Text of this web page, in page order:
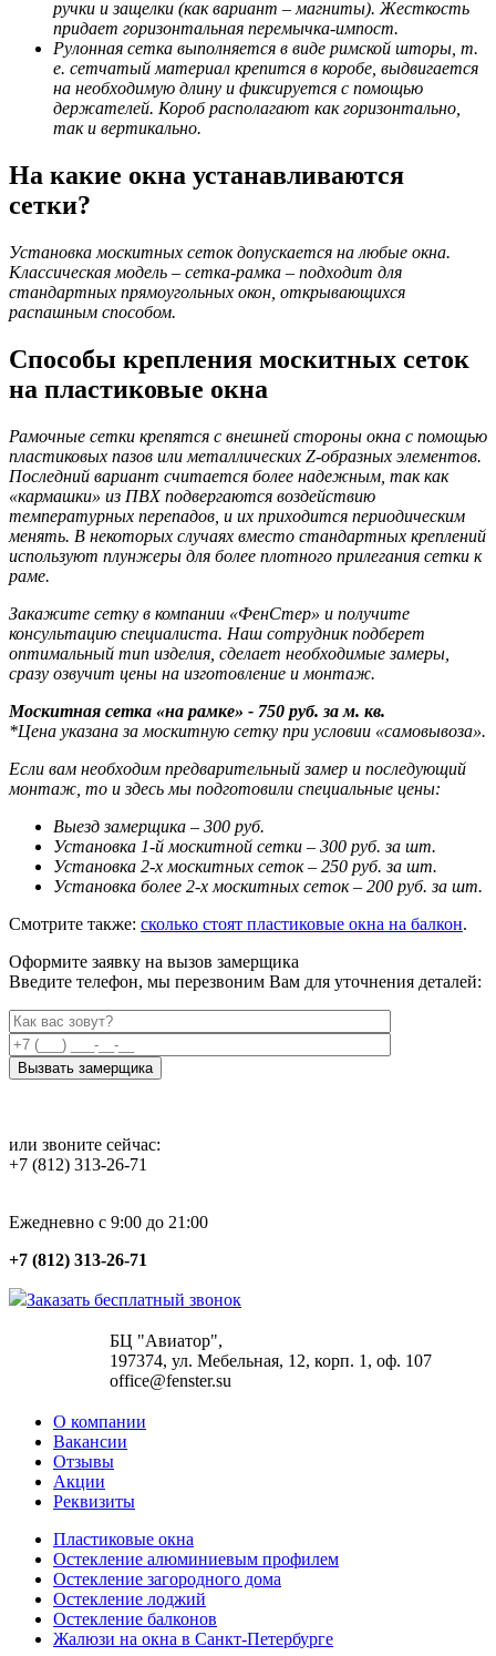
ручки и защелки (как вариант – магниты). Жесткость
придает горизонтальная перемычка-импост.
Рулонная сетка выполняется в виде римской шторы, т.
е. сетчатый материал крепится в коробе, выдвигается
на необходимую длину и фиксируется с помощью
держателей. Короб располагают как горизонтально,
так и вертикально.
На какие окна устанавливаются
сетки?
Установка москитных сеток допускается на любые окна.
Классическая модель – сетка-рамка – подходит для
стандартных прямоугольных окон, открывающихся
распашным способом.
Способы крепления москитных сеток
на пластиковые окна
Рамочные сетки крепятся с внешней стороны окна с помощью
пластиковых пазов или металлических Z-образных элементов.
Последний вариант считается более надежным, так как
«кармашки» из ПВХ подвергаются воздействию
температурных перепадов, и их приходится периодическим
менять. В некоторых случаях вместо стандартных креплений
используют плунжеры для более плотного прилегания сетки к
раме.
Закажите сетку в компании «ФенСтер» и получите
консультацию специалиста. Наш сотрудник подберет
оптимальный тип изделия, сделает необходимые замеры,
сразу озвучит цены на изготовление и монтаж.
Москитная сетка «на рамке» - 750 руб. за м. кв.
*Цена указана за москитную сетку при условии «самовывоза».
Если вам необходим предварительный замер и последующий
монтаж, то и здесь мы подготовили специальные цены:
Выезд замерщика – 300 руб.
Установка 1-й москитной сетки – 300 руб. за шт.
Установка 2-х москитных сеток – 250 руб. за шт.
Установка более 2-х москитных сеток – 200 руб. за шт.
Смотрите также: сколько стоят пластиковые окна на балкон.
Оформите заявку на вызов замерщика
Введите телефон, мы перезвоним Вам для уточнения деталей:
или звоните сейчас:
+7 (812) 313-26-71
Ежедневно с 9:00 до 21:00
+7 (812) 313-26-71
Заказать бесплатный звонок
БЦ "Авиатор",
197374, ул. Мебельная, 12, корп. 1, оф. 107
office@fenster.su
О компании
Вакансии
Отзывы
Акции
Реквизиты
Пластиковые окна
Остекление алюминиевым профилем
Остекление загородного дома
Остекление лоджий
Остекление балконов
Жалюзи на окна в Санкт-Петербурге